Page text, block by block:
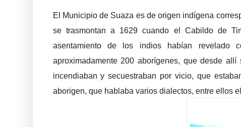
El Municipio de Suaza es de origen indígena
se trasmontan a 1629 cuando el Cabildo de
asentamiento de los indios habían revelado
aproximadamente 200 aborígenes, que desde
incendiaban y secuestraban por vicio, que
aborigen, que hablaba varios dialectos, entre ellos